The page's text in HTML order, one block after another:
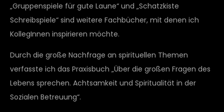
„Gruppenspiele für gute Laune“ und „Schatzkiste
Schreibspiele“ sind weitere Fachbücher, mit denen ich
KollegInnen inspirieren möchte.
Durch die große Nachfrage an spirituellen Themen
verfasste ich das Praxisbuch „Über die großen Fragen des
Lebens sprechen. Achtsamkeit und Spiritualität in der
Sozialen Betreuung“.